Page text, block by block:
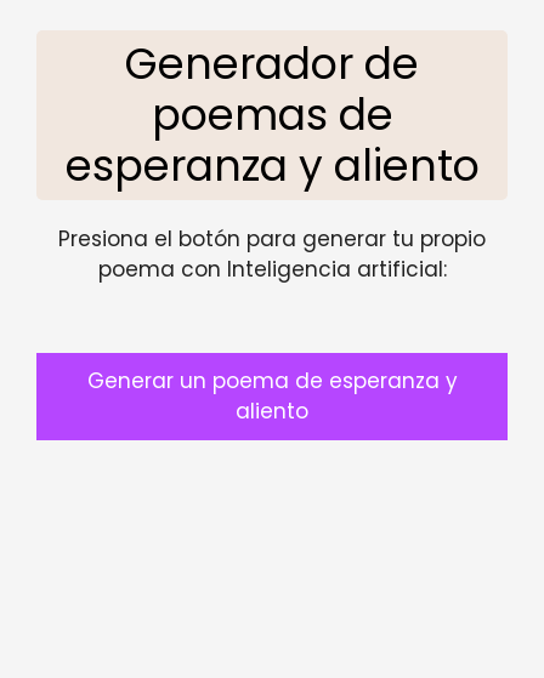
Generador de
poemas de
esperanza y aliento
Presiona el botón para generar tu propio
poema con Inteligencia artificial:
Generar un poema de esperanza y
aliento